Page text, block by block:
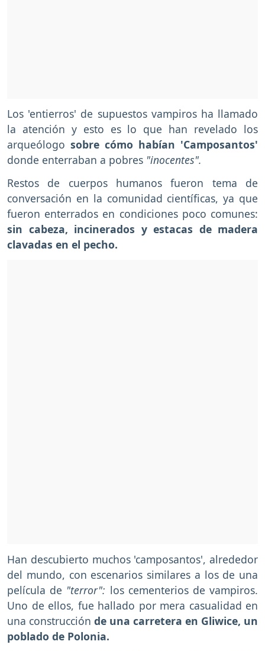
Los 'entierros' de supuestos vampiros ha llamado
la atención y esto es lo que han revelado los
arqueólogo sobre cómo habían 'Camposantos'
donde enterraban a pobres "inocentes".
Restos de cuerpos humanos fueron tema de
conversación en la comunidad científicas, ya que
fueron enterrados en condiciones poco comunes:
sin cabeza, incinerados y estacas de madera
clavadas en el pecho.
Han descubierto muchos 'camposantos', alrededor
del mundo, con escenarios similares a los de una
película de "terror": los cementerios de vampiros.
Uno de ellos, fue hallado por mera casualidad en
una construcción de una carretera en Gliwice, un
poblado de Polonia.